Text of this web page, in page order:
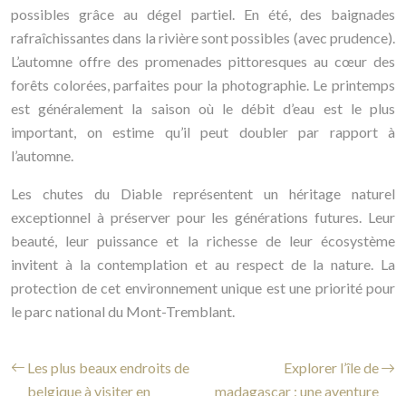
possibles grâce au dégel partiel. En été, des baignades
rafraîchissantes dans la rivière sont possibles (avec prudence).
L’automne offre des promenades pittoresques au cœur des
forêts colorées, parfaites pour la photographie. Le printemps
est généralement la saison où le débit d’eau est le plus
important, on estime qu’il peut doubler par rapport à
l’automne.
Les chutes du Diable représentent un héritage naturel
exceptionnel à préserver pour les générations futures. Leur
beauté, leur puissance et la richesse de leur écosystème
invitent à la contemplation et au respect de la nature. La
protection de cet environnement unique est une priorité pour
le parc national du Mont-Tremblant.
Les plus beaux endroits de
belgique à visiter en
Explorer l’île de
madagascar : une aventure